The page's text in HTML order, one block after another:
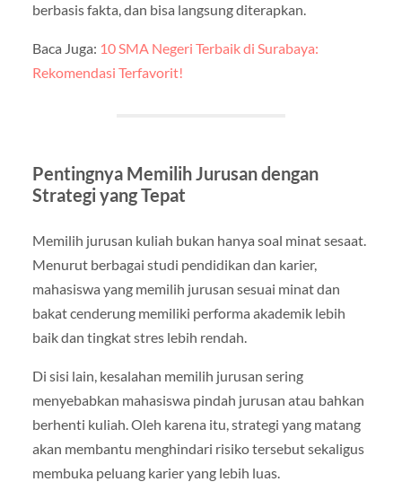
berbasis fakta, dan bisa langsung diterapkan.
Baca Juga: 10 SMA Negeri Terbaik di Surabaya:
Rekomendasi Terfavorit!
Pentingnya Memilih Jurusan dengan
Strategi yang Tepat
Memilih jurusan kuliah bukan hanya soal minat sesaat.
Menurut berbagai studi pendidikan dan karier,
mahasiswa yang memilih jurusan sesuai minat dan
bakat cenderung memiliki performa akademik lebih
baik dan tingkat stres lebih rendah.
Di sisi lain, kesalahan memilih jurusan sering
menyebabkan mahasiswa pindah jurusan atau bahkan
berhenti kuliah. Oleh karena itu, strategi yang matang
akan membantu menghindari risiko tersebut sekaligus
membuka peluang karier yang lebih luas.